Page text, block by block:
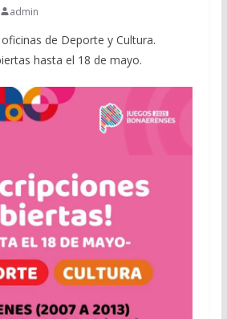
admin
de Deporte y Cultura.
hasta el 18 de mayo.